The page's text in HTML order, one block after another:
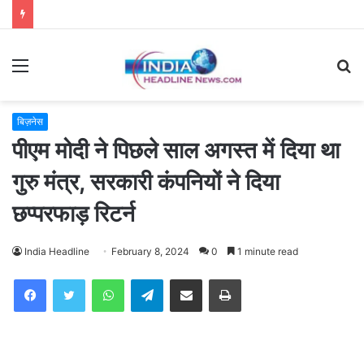
Menu
बिज़नेस
पीएम मोदी ने पिछले साल अगस्त में दिया था
गुरु मंत्र, सरकारी कंपनियों ने दिया
छप्परफाड़ रिटर्न
India Headline February 8, 2024 0 1 minute read
WhatsAppTelegramShare via Email Print